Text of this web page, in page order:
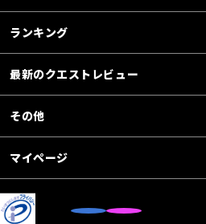
ランキング
最新のクエストレビュー
その他
マイページ